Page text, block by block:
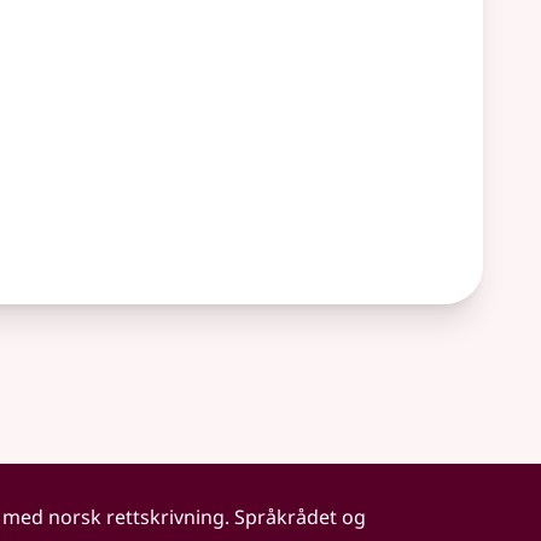
norsk rettskrivning. Språkrådet og